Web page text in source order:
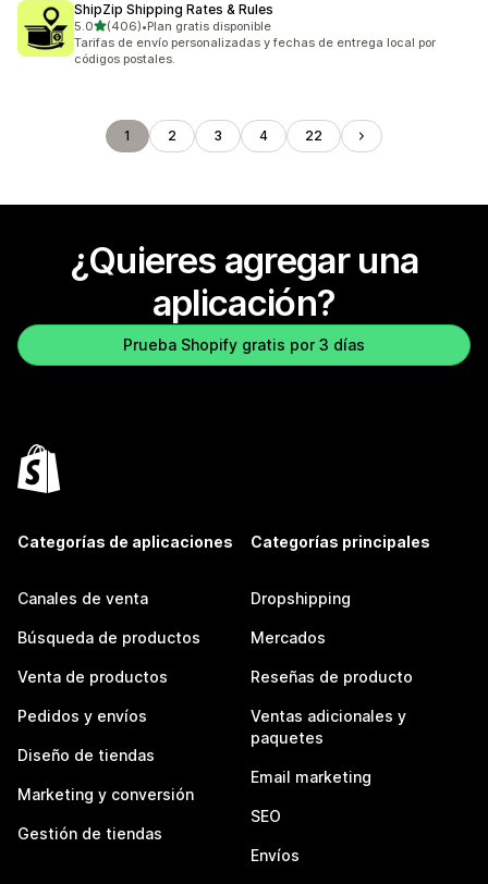
ShipZip Shipping Rates & Rules
5.0de 5 estrellas
(406)
406 reseñas en total
•Plan gratis disponible
Tarifas de envío personalizadas y fechas de entrega local por
códigos postales.
1 2 3 4 22
¿Quieres agregar una
aplicación?
Prueba Shopify gratis por 3 días
Categorías de aplicaciones
Canales de venta
Búsqueda de productos
Venta de productos
Pedidos y envíos
Diseño de tiendas
Marketing y conversión
Gestión de tiendas
Categorías principales
Dropshipping
Mercados
Reseñas de producto
Ventas adicionales y
paquetes
Email marketing
SEO
Envíos